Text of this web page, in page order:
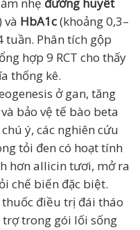
và HbA1c(khoảng 0,3–
tuần. Phân tích gộp
hợp 9 RCT cho thấy
thống kê.
ở gan, tăng
bảo vệ tế bào beta
ý, các nghiên cứu
tỏi đen có hoạt tính
hơn allicin tươi, mở ra
chế biến đặc biệt.
điều trị đái tháo
trong gói lối sống